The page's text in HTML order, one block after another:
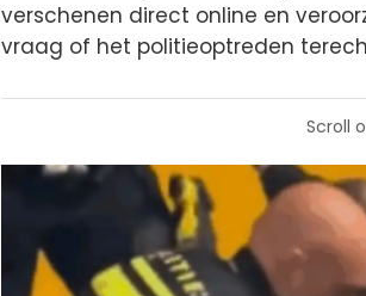
verschenen direct online en
vraag of het politieoptreden
Scroll